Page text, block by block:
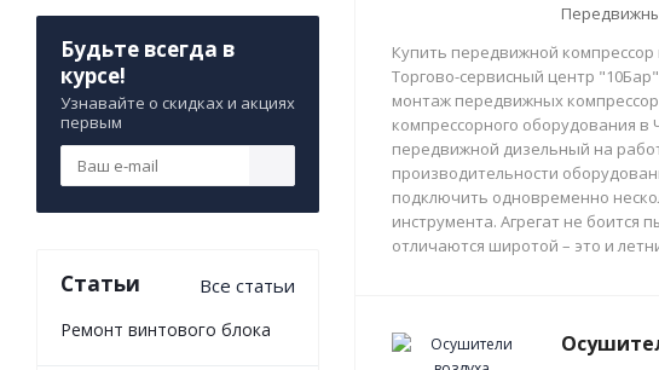
Купить передвижной
Торгово-сервисный центр
монтаж передвижных
компрессорного оборудования в
передвижной дизельный на
производительности
подключить одновременно
инструмента. Агрегат не боится
отличаются широтой – это и
Будьте всегда в
курсе!
Узнавайте о скидках и акциях
первым
Статьи Все статьи
Ремонт винтового блока